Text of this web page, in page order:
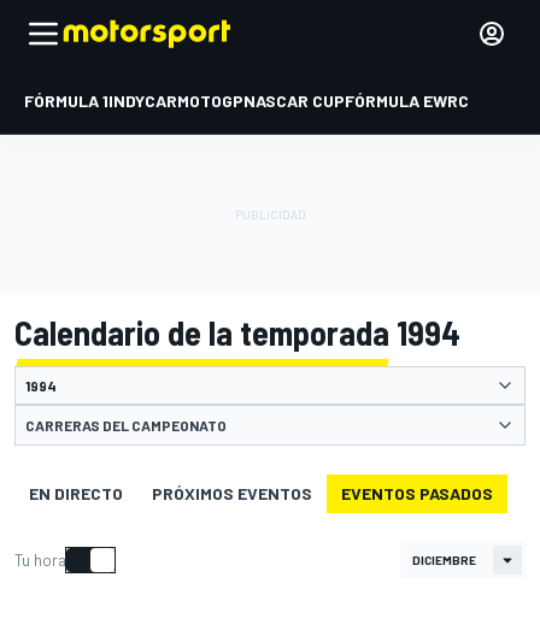
FÓRMULA 1INDYCARMOTOGPNASCAR CUPFÓRMULA EWRC
Calendario de la temporada 1994
CARRERAS DEL CAMPEONATO
EN DIRECTO PRÓXIMOS EVENTOS EVENTOS PASADOS
Tu hora